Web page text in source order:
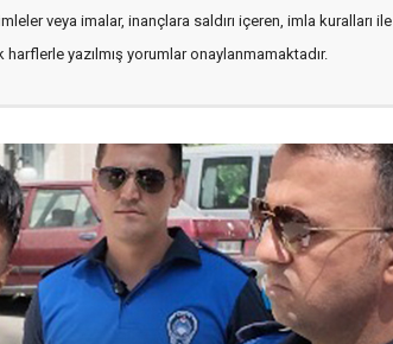
veya imalar, inançlara saldırı içeren, imla kuralları ile
yazılmış yorumlar onaylanmamaktadır.